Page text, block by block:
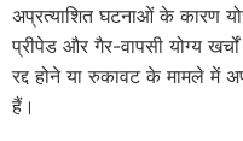
अप्रत्याशित घटनाओं के कारण
प्रीपेड और गैर-वापसी योग्य
रद्द होने या रुकावट के मामले में
हैं।